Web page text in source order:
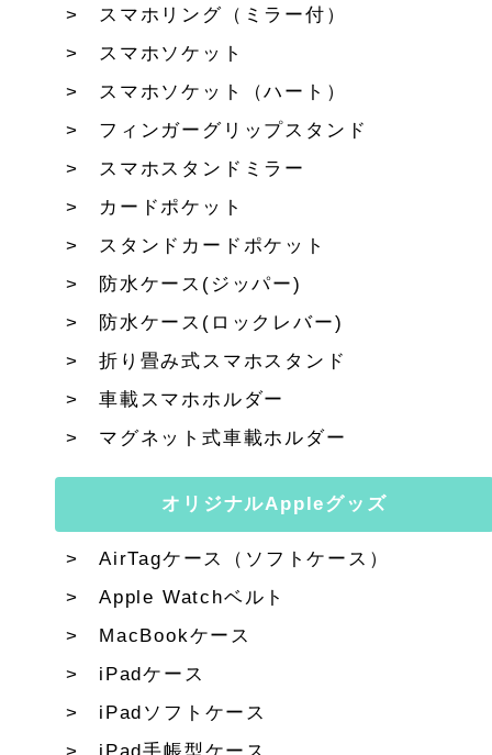
スマホリング（ミラー付）
スマホソケット
スマホソケット（ハート）
フィンガーグリップスタンド
スマホスタンドミラー
カードポケット
スタンドカードポケット
防水ケース(ジッパー)
防水ケース(ロックレバー)
折り畳み式スマホスタンド
車載スマホホルダー
マグネット式車載ホルダー
オリジナルAppleグッズ
AirTagケース（ソフトケース）
Apple Watchベルト
MacBookケース
iPadケース
iPadソフトケース